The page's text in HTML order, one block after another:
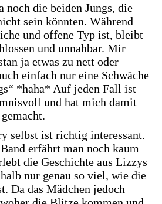
noch die beiden Jungs, die
sein könnten. Während
und offene Typ ist, bleibt
und unnahbar. Mir
ja etwas zu nett oder
einfach nur eine Schwäche
*haha* Auf jeden Fall ist
und hat mich damit
selbst ist richtig interessant.
erfährt man noch kaum
die Geschichte aus Lizzys
nur genau so viel, wie die
Da das Mädchen jedoch